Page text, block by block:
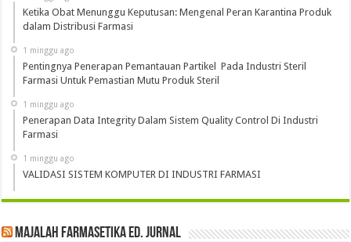
Ketika Obat Menunggu Keputusan: Mengenal Peran Karantina Produk
dalam Distribusi Farmasi
1 minggu ago
Pentingnya Penerapan Pemantauan Partikel Pada Industri Steril
Farmasi Untuk Pemastian Mutu Produk Steril
1 minggu ago
Penerapan Data Integrity Dalam Sistem Quality Control Di Industri
Farmasi
1 minggu ago
VALIDASI SISTEM KOMPUTER DI INDUSTRI FARMASI
Majalah Farmasetika Ed. Jurnal